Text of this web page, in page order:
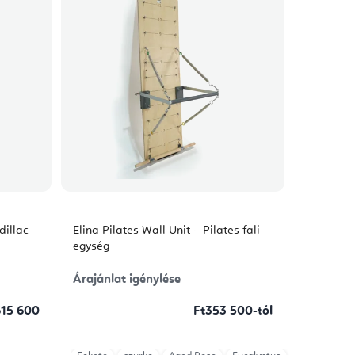
600
Elina Pilates Wall Unit – Pilates fali
egység
Árajánlat igénylése
Ft353 500-tól